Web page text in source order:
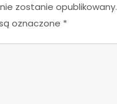
zostanie opublikowany.
oznaczone *